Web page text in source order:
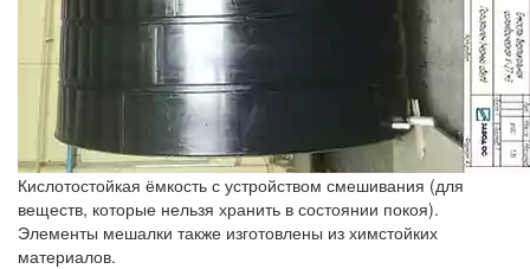
Кислотостойкая ёмкость с устройством смешивания (для
веществ, которые нельзя хранить в состоянии покоя).
Элементы мешалки также изготовлены из химстойких
материалов.